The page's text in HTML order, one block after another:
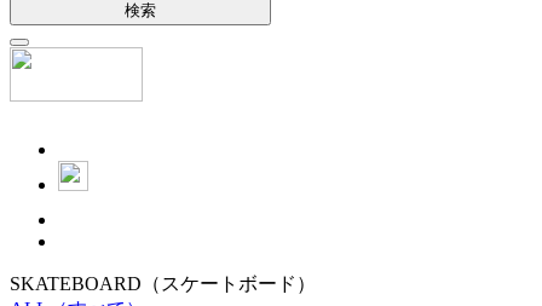
検索
SKATEBOARD （スケートボード）